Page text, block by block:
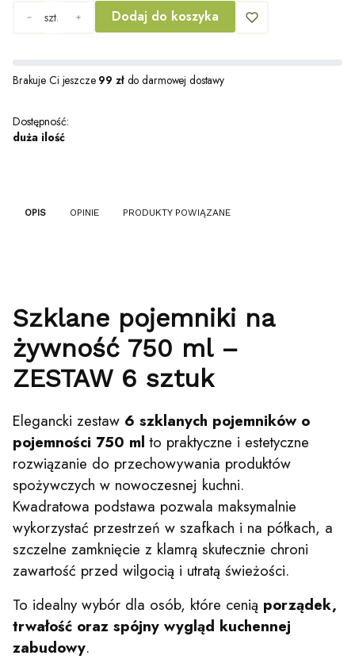
szt.
Dodaj do koszyka
Brakuje Ci jeszcze 99 złdo darmowej dostawy
Dostępność:
duża ilość
OPIS OPINIE PRODUKTY POWIĄZANE
Szklane pojemniki na
żywność 750 ml –
ZESTAW 6 sztuk
Elegancki zestaw 6 szklanych pojemników o
pojemności 750 ml to praktyczne i estetyczne
rozwiązanie do przechowywania produktów
spożywczych w nowoczesnej kuchni.
Kwadratowa podstawa pozwala maksymalnie
wykorzystać przestrzeń w szafkach i na półkach, a
szczelne zamknięcie z klamrą skutecznie chroni
zawartość przed wilgocią i utratą świeżości.
To idealny wybór dla osób, które cenią porządek,
trwałość oraz spójny wygląd kuchennej
zabudowy.